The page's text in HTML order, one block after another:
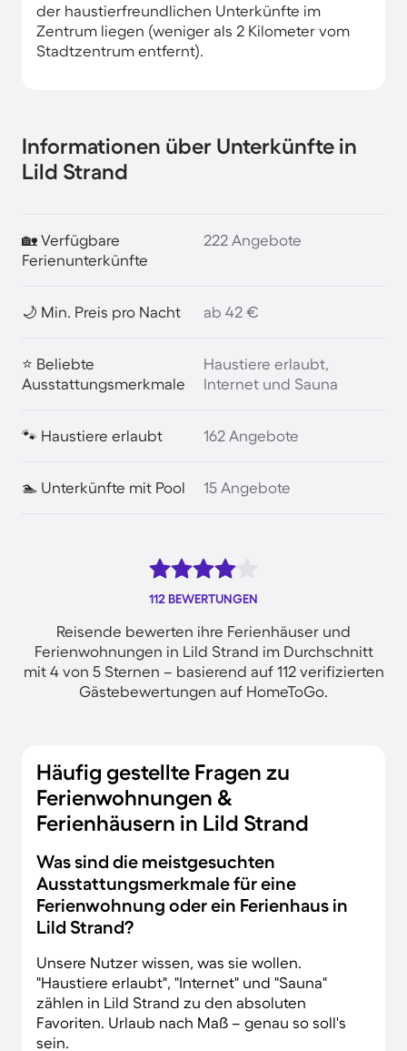
der haustierfreundlichen Unterkünfte im
Zentrum liegen (weniger als 2 Kilometer vom
Stadtzentrum entfernt).
Informationen über Unterkünfte in
Lild Strand
🏡 Verfügbare
Ferienunterkünfte
222 Angebote
🌙 Min. Preis pro Nacht ab 42 €
⭐ Beliebte
Ausstattungsmerkmale
Haustiere erlaubt,
Internet und Sauna
🐾 Haustiere erlaubt 162 Angebote
🏊 Unterkünfte mit Pool 15 Angebote
112 BEWERTUNGEN
Reisende bewerten ihre Ferienhäuser und
Ferienwohnungen in Lild Strand im Durchschnitt
mit 4 von 5 Sternen – basierend auf 112 verifizierten
Gästebewertungen auf HomeToGo.
Häufig gestellte Fragen zu
Ferienwohnungen &
Ferienhäusern in Lild Strand
Was sind die meistgesuchten
Ausstattungsmerkmale für eine
Ferienwohnung oder ein Ferienhaus in
Lild Strand?
Unsere Nutzer wissen, was sie wollen.
"Haustiere erlaubt", "Internet" und "Sauna"
zählen in Lild Strand zu den absoluten
Favoriten. Urlaub nach Maß – genau so soll's
sein.